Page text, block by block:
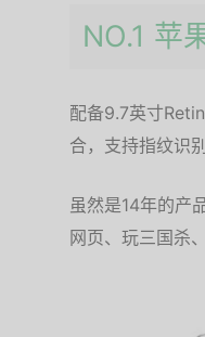
NO.1 苹
配备9.7英寸
合，支持指纹识
虽然是14年的产
网页、玩三国杀